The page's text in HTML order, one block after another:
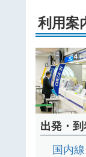
利用案
出発・
国内線